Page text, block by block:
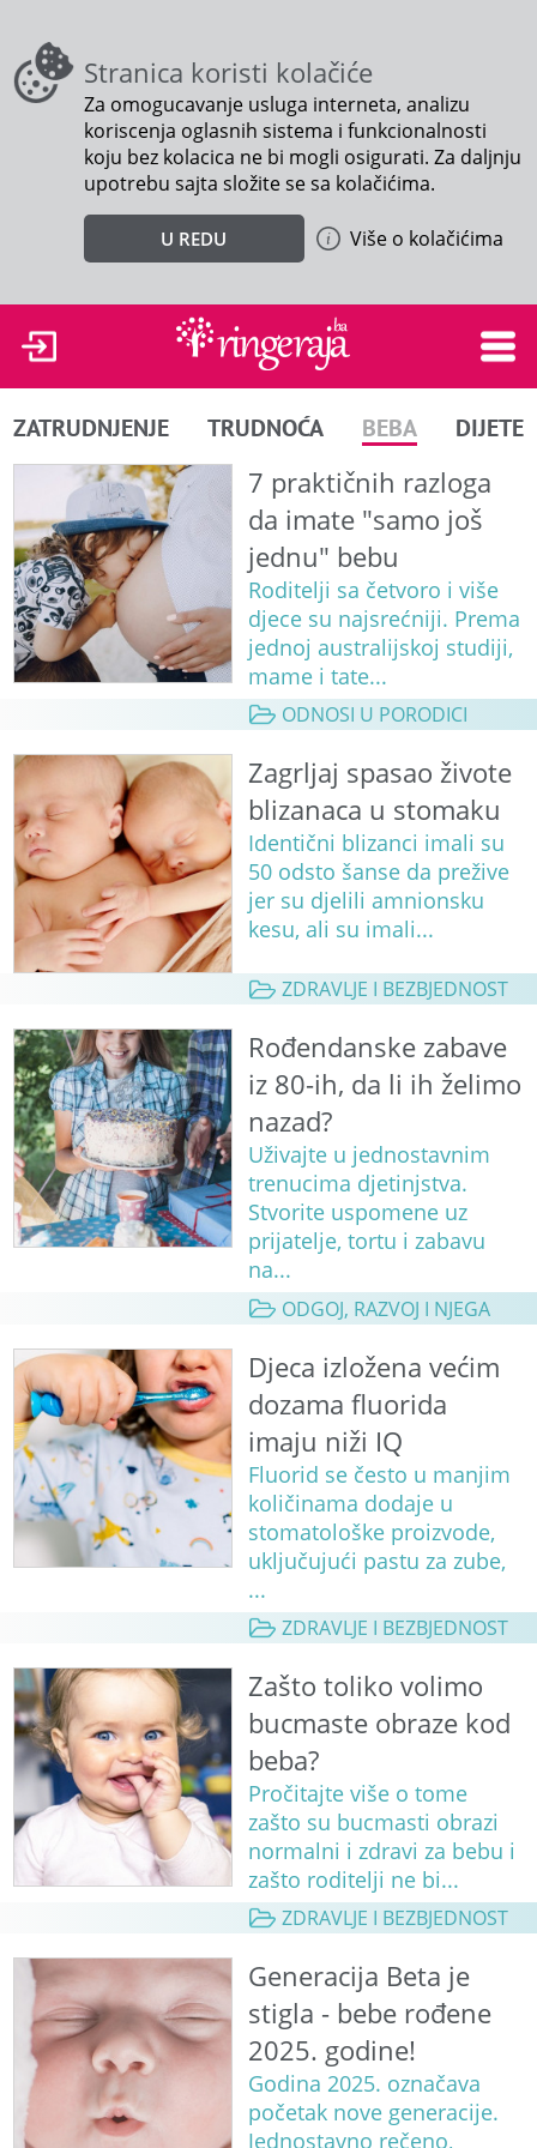
Stranica koristi kolačiće
Za omogucavanje usluga interneta, analizu
koriscenja oglasnih sistema i funkcionalnosti
koju bez kolacica ne bi mogli osigurati. Za daljnju
upotrebu sajta složite se sa kolačićima.
U REDU Više o kolačićima
ZATRUDNJENJE TRUDNOĆA BEBA DIJETE
7 praktičnih razloga
da imate "samo još
jednu" bebu
Roditelji sa četvoro i više
djece su najsrećniji. Prema
jednoj australijskoj studiji,
mame i tate...
ODNOSI U PORODICI
Zagrljaj spasao živote
blizanaca u stomaku
Identični blizanci imali su
50 odsto šanse da prežive
jer su djelili amnionsku
kesu, ali su imali...
ZDRAVLJE I BEZBJEDNOST
Rođendanske zabave
iz 80-ih, da li ih želimo
nazad?
Uživajte u jednostavnim
trenucima djetinjstva.
Stvorite uspomene uz
prijatelje, tortu i zabavu
na...
ODGOJ, RAZVOJ I NJEGA
Djeca izložena većim
dozama fluorida
imaju niži IQ
Fluorid se često u manjim
količinama dodaje u
stomatološke proizvode,
uključujući pastu za zube,
...
ZDRAVLJE I BEZBJEDNOST
Zašto toliko volimo
bucmaste obraze kod
beba?
Pročitajte više o tome
zašto su bucmasti obrazi
normalni i zdravi za bebu i
zašto roditelji ne bi...
ZDRAVLJE I BEZBJEDNOST
Generacija Beta je
stigla - bebe rođene
2025. godine!
Godina 2025. označava
početak nove generacije.
Jednostavno rečeno,